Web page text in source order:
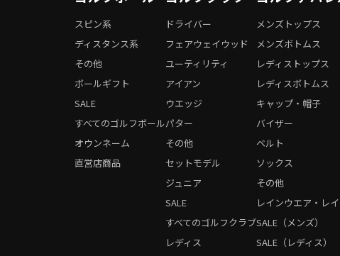
オウンネーム
直営店商品
スピン系
ディスタンス系
その他
ボールギフト
SALE
すべてのゴルフボール
レディス
ドライバー
フェアウェイウッド
ユーティリティ
アイアン
ウエッジ
パター
その他
セットモデル
ジュニア
SALE
すべてのゴルフクラブ
メンズトップス
メンズボトムス
レディストップス
レディスボトムス
キャップ・帽子
バイザー
ベルト
ソックス
その他
レインウエア・レ
SALE（メンズ）
SALE（レディス）